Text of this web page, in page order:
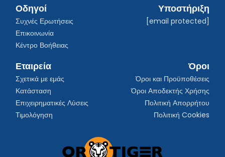
Οδηγοί
Συχνές Ερωτήσεις
Επικοινωνία
Κέντρο Βοήθειας
Υποστήριξη
[email protected]
Εταιρεία
Σχετικά με εμάς
Κατάσταση
Επιχειρηματικές Λύσεις
Τιμολόγηση
Όροι
Όροι και Προϋποθέσεις
Όροι Αποδεκτής Χρήσης
Πολιτική Απορρήτου
Πολιτική Cookies